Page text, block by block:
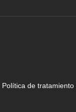
Política de